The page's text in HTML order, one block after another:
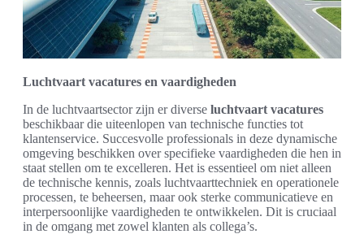
Luchtvaart vacatures en vaardigheden
In de luchtvaartsector zijn er diverse luchtvaart vacatures
beschikbaar die uiteenlopen van technische functies tot
klantenservice. Succesvolle professionals in deze dynamische
omgeving beschikken over specifieke vaardigheden die hen in
staat stellen om te excelleren. Het is essentieel om niet alleen
de technische kennis, zoals luchtvaarttechniek en operationele
processen, te beheersen, maar ook sterke communicatieve en
interpersoonlijke vaardigheden te ontwikkelen. Dit is cruciaal
in de omgang met zowel klanten als collega’s.